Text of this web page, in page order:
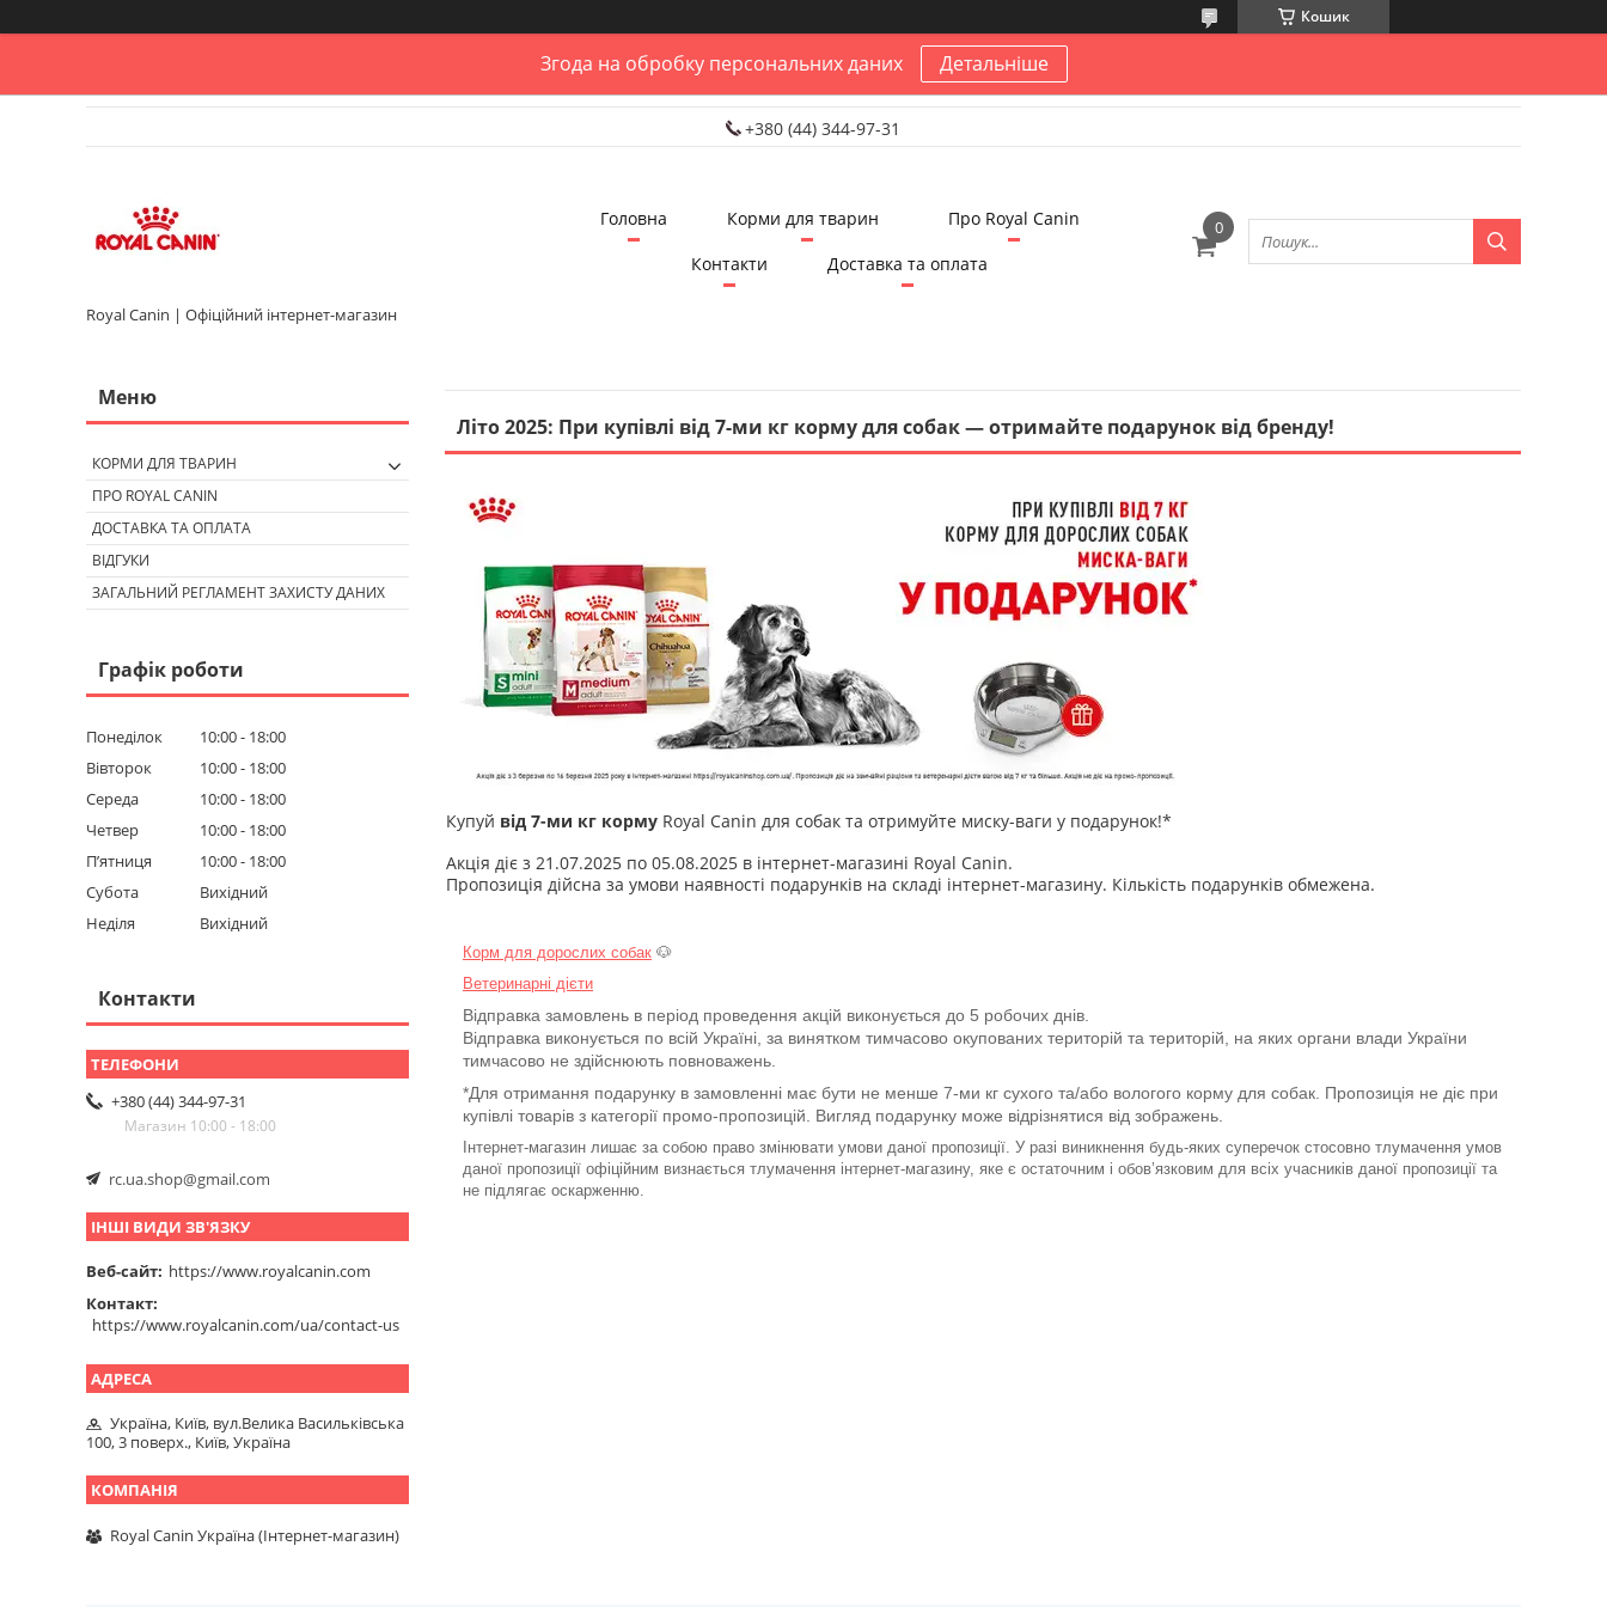
Кошик
Згода на обробку персональних даних Детальніше
+380 (44) 344-97-31
Royal Canin | Офіційний інтернет-магазин
Головна Корми для тварин
Про Royal Canin
Контакти
Доставка та оплата
Літо 2025: При купівлі від 7-ми кг корму для собак — отримайте подарунок від бренду!
Купуй від 7-ми кг корму Royal Canin для собак та отримуйте миску-ваги у подарунок!*
Акція діє з 21.07.2025 по 05.08.2025 в інтернет-магазині Royal Canin.
Пропозиція дійсна за умови наявності подарунків на складі інтернет-магазину. Кількість подарунків обмежена.
Корм для дорослих собак 🐶
Ветеринарні дієти
Відправка замовлень в період проведення акцій виконується до 5 робочих днів.
Відправка виконується по всій Україні, за винятком тимчасово окупованих територій та територій, на яких органи влади України
тимчасово не здійснюють повноважень.
*Для отримання подарунку в замовленні має бути не менше 7-ми кг сухого та/або вологого корму для собак. Пропозиція не діє при
купівлі товарів з категорії промо-пропозицій. Вигляд подарунку може відрізнятися від зображень.
Інтернет-магазин лишає за собою право змінювати умови даної пропозиції. У разі виникнення будь-яких суперечок стосовно тлумачення умов
даної пропозиції офіційним визнається тлумачення інтернет-магазину, яке є остаточним і обов’язковим для всіх учасників даної пропозиції та
не підлягає оскарженню.
КОРМИ ДЛЯ ТВАРИН
ПРО ROYAL CANIN
ДОСТАВКА ТА ОПЛАТА
ВІДГУКИ
ЗАГАЛЬНИЙ РЕГЛАМЕНТ ЗАХИСТУ ДАНИХ
Графік роботи
Понеділок 10:00
18:00
Вівторок
10:00
18:00
Середа
10:00
18:00
Четвер
10:00
18:00
Пʼятниця
10:00
18:00
Субота
Вихідний
Неділя
Вихідний
Контакти
+380 (44) 344-97-31
Магазин 10:00 - 18:00
rc.ua.shop@gmail.com
ІНШІ ВИДИ ЗВ'ЯЗКУ
Веб-сайт https://www.royalcanin.com
Контакт
https://www.royalcanin.com/ua/contact-us
Україна, Київ, вул.Велика Васильківська
100, 3 поверх., Київ, Україна
Royal Canin Україна (Інтернет-магазин)